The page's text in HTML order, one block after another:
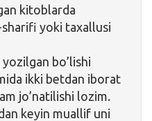
kitoblarda
yoki taxallusi
bo’lishi
ikki betdan iborat
jo’natilishi lozim.
keyin muallif uni